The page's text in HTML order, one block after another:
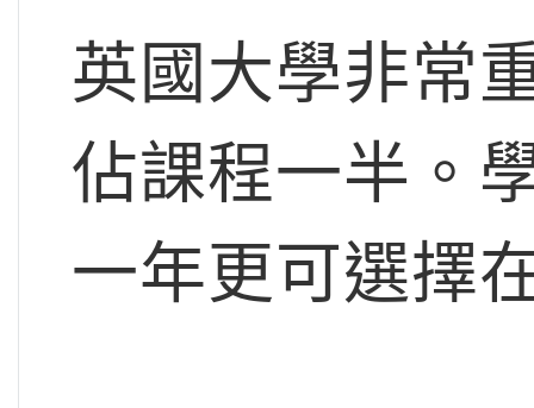
英國大學非常
佔課程一半。
一年更可選擇